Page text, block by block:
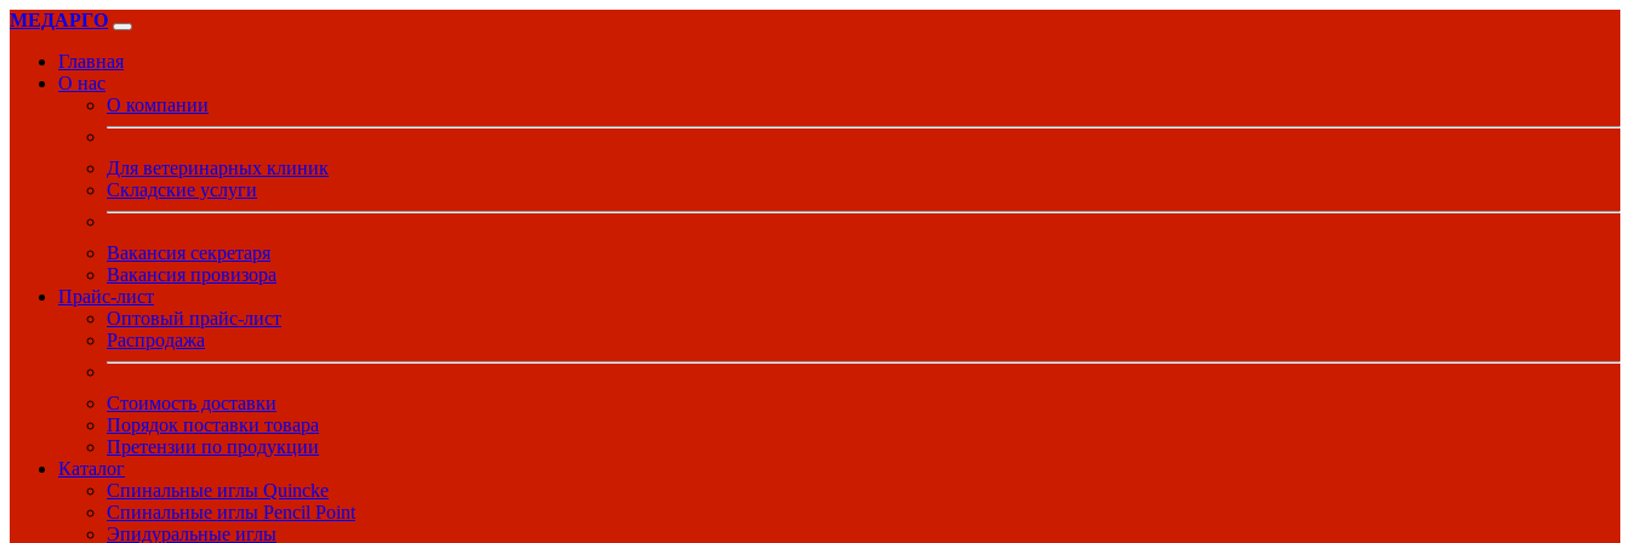
МЕДАРГО
Главная
О нас
О компании
Для ветеринарных клиник
Складские услуги
Вакансия секретаря
Вакансия провизора
Прайс-лист
Оптовый прайс-лист
Распродажа
Стоимость доставки
Порядок поставки товара
Претензии по продукции
Каталог
Спинальные иглы Quincke
Спинальные иглы Pencil Point
Эпидуральные иглы